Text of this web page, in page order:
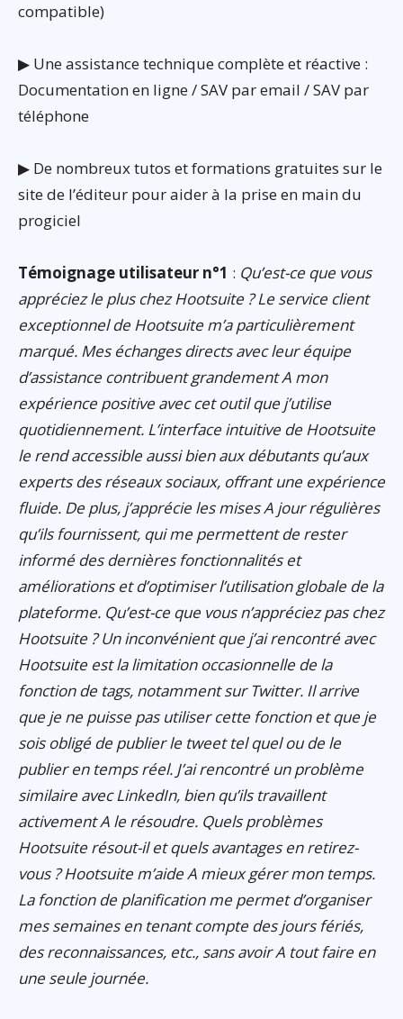
compatible)
▶ Une assistance technique complète et réactive :
Documentation en ligne / SAV par email / SAV par
téléphone
▶ De nombreux tutos et formations gratuites sur le
site de l’éditeur pour aider à la prise en main du
progiciel
Témoignage utilisateur n°1 : Qu’est-ce que vous
appréciez le plus chez Hootsuite ? Le service client
exceptionnel de Hootsuite m’a particulièrement
marqué. Mes échanges directs avec leur équipe
d’assistance contribuent grandement A mon
expérience positive avec cet outil que j’utilise
quotidiennement. L’interface intuitive de Hootsuite
le rend accessible aussi bien aux débutants qu’aux
experts des réseaux sociaux, offrant une expérience
fluide. De plus, j’apprécie les mises A jour régulières
qu’ils fournissent, qui me permettent de rester
informé des dernières fonctionnalités et
améliorations et d’optimiser l’utilisation globale de la
plateforme. Qu’est-ce que vous n’appréciez pas chez
Hootsuite ? Un inconvénient que j’ai rencontré avec
Hootsuite est la limitation occasionnelle de la
fonction de tags, notamment sur Twitter. Il arrive
que je ne puisse pas utiliser cette fonction et que je
sois obligé de publier le tweet tel quel ou de le
publier en temps réel. J’ai rencontré un problème
similaire avec LinkedIn, bien qu’ils travaillent
activement A le résoudre. Quels problèmes
Hootsuite résout-il et quels avantages en retirez-
vous ? Hootsuite m’aide A mieux gérer mon temps.
La fonction de planification me permet d’organiser
mes semaines en tenant compte des jours fériés,
des reconnaissances, etc., sans avoir A tout faire en
une seule journée.